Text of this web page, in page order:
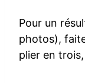
Pour un
photos),
plier en